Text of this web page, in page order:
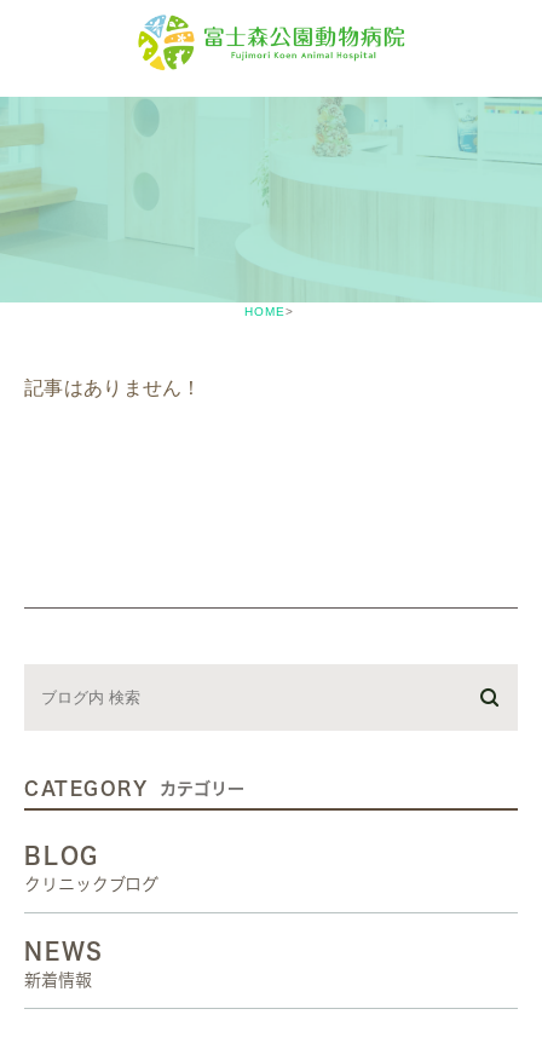
HOME
記事はありません！
CATEGORY カテゴリー
BLOG
クリニックブログ
NEWS
新着情報